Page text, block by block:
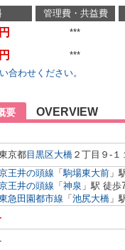
管理費・共益費
***
***
合わせください。
要 OVERVIEW
京都目黒区大橋 ２丁目９-１
王井の頭線 「駒場東大前 」
王井の頭線 「 神泉 」駅 徒歩
急田園都市線 「 池尻大橋 」